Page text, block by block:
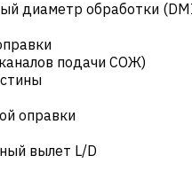
диаметр обработки
подачи СОЖ)
оправки
вылет L/D